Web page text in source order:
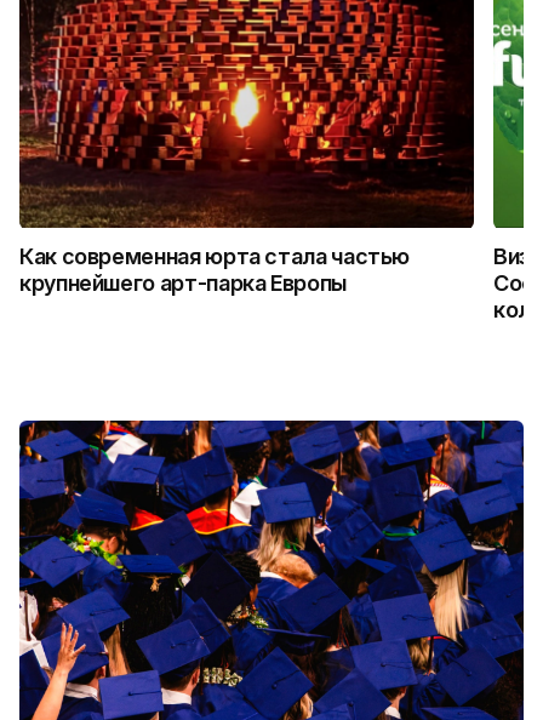
Как современная юрта стала частью
крупнейшего арт-парка Европы